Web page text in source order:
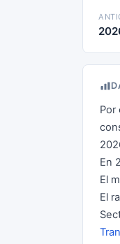
Por
En
El
El